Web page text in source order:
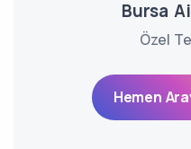
Bursa
Özel
Hemen